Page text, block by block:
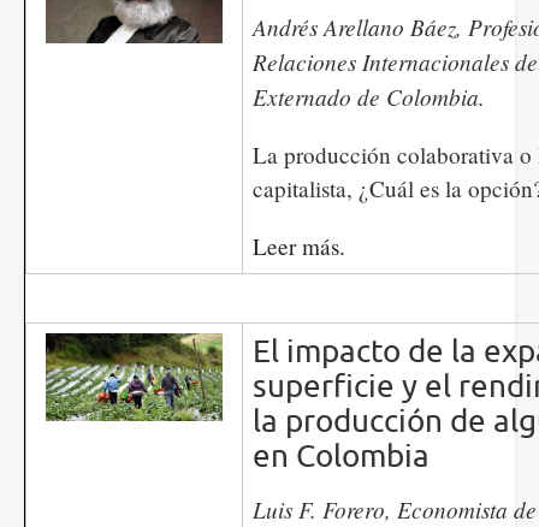
Andrés Arellano Báez,
Relaciones Internacionales
Externado de Colombia.
La producción colaborativa
capitalista, ¿Cuál es la
Leer más.
El impacto de la
superficie y el
la producción de
en Colombia
Luis F. Forero, Economista